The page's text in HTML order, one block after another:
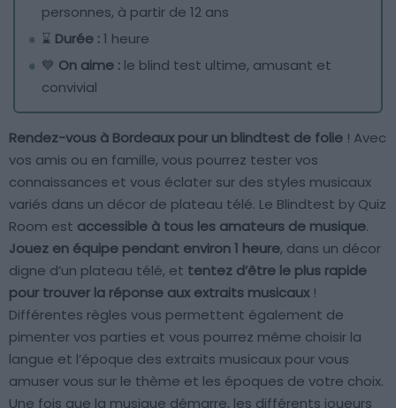
personnes, à partir de 12 ans
⌛ Durée :1 heure
💙 On aime : le blind test ultime, amusant et
convivial
Rendez-vous à Bordeaux pour un blindtest de folie ! Avec
vos amis ou en famille, vous pourrez tester vos
connaissances et vous éclater sur des styles musicaux
variés dans un décor de plateau télé. Le Blindtest by Quiz
Room est accessible à tous les amateurs de musique.
Jouez en équipe pendant environ 1 heure, dans un décor
digne d’un plateau télé, et tentez d’être le plus rapide
pour trouver la réponse aux extraits musicaux!
Différentes règles vous permettent également de
pimenter vos parties et vous pourrez même choisir la
langue et l’époque des extraits musicaux pour vous
amuser vous sur le thème et les époques de votre choix.
Une fois que la musique démarre, les différents joueurs